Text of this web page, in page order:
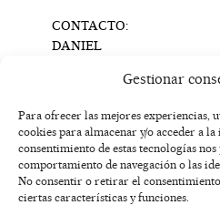
Gestionar
Para ofrecer las mejores experiencias,
cookies para almacenar y/o acceder a
consentimiento de estas tecnologías
comportamiento de navegación o las
No consentir o retirar el
ciertas características y funciones.
CONTACTO:
DANIEL
info@bodegascalzadas.com
F
a
c
e